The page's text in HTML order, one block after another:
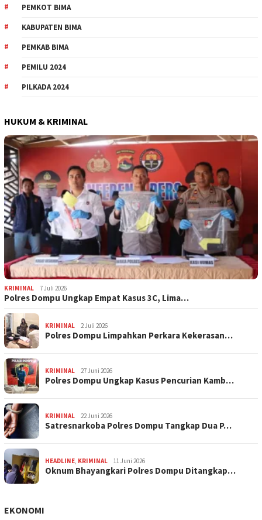
PEMKOT BIMA
KABUPATEN BIMA
PEMKAB BIMA
PEMILU 2024
PILKADA 2024
HUKUM & KRIMINAL
KRIMINAL 7 Juli 2026
Polres Dompu Ungkap Empat Kasus 3C, Lima…
KRIMINAL 2 Juli 2026
Polres Dompu Limpahkan Perkara Kekerasan…
KRIMINAL 27 Juni 2026
Polres Dompu Ungkap Kasus Pencurian Kamb…
KRIMINAL 22 Juni 2026
Satresnarkoba Polres Dompu Tangkap Dua P…
HEADLINE, KRIMINAL 11 Juni 2026
Oknum Bhayangkari Polres Dompu Ditangkap…
EKONOMI